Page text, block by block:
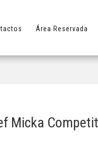
Área Reservada
Micka